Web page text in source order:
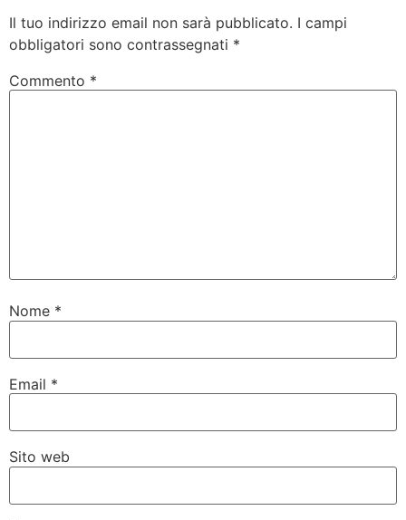
Il tuo indirizzo email non sarà pubblicato. I campi
obbligatori sono contrassegnati *
Commento *
Nome *
Email *
Sito web